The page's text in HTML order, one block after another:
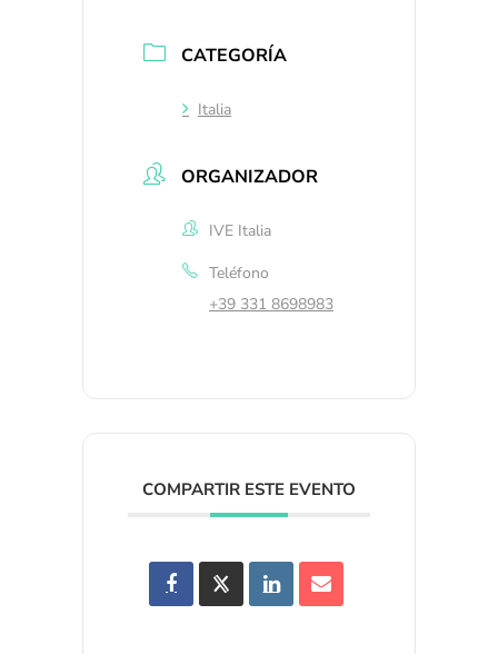
CATEGORÍA
Italia
ORGANIZADOR
IVE Italia
Teléfono
+39 331 8698983
COMPARTIR ESTE EVENTO